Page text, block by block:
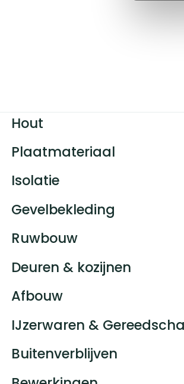
Hout
Plaatmateriaal
Isolatie
Gevelbekleding
Ruwbouw
Deuren & kozijnen
Afbouw
IJzerwaren &
Buitenverblijven